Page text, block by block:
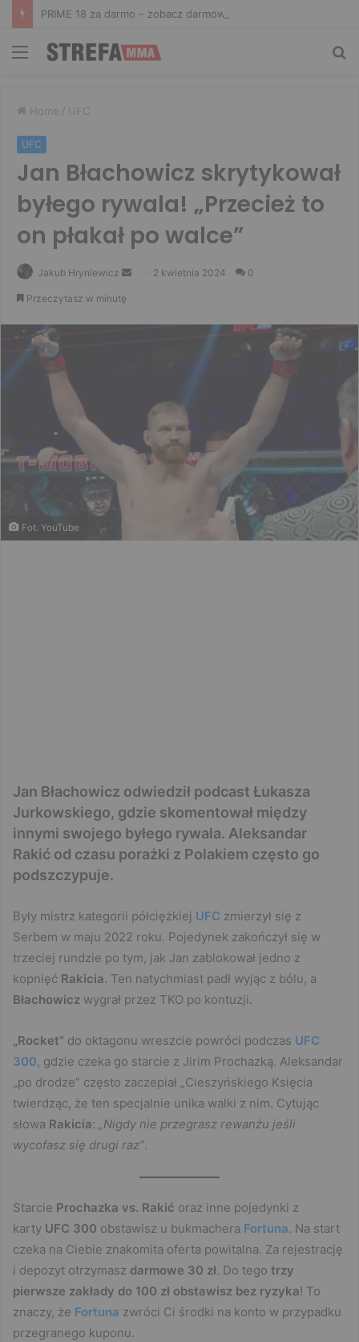
Menu
Home / UFC
UFC
Jan Błachowicz skrytykował
byłego rywala! „Przecież to
on płakał po walce”
Jakub Hryniewicz
Send 2 kwietnia 2024 0
Przeczytasz w minutę
Fot. YouTube
Jan Błachowicz odwiedził podcast Łukasza
Jurkowskiego, gdzie skomentował między
innymi swojego byłego rywala. Aleksandar
Rakić od czasu porażki z Polakiem często go
podszczypuje.
Były mistrz kategorii półciężkiej UFC zmierzył się z
Serbem w maju 2022 roku. Pojedynek zakończył się w
trzeciej rundzie po tym, jak Jan zablokował jedno z
kopnięć Rakicia. Ten natychmiast padł wyjąc z bólu, a
Błachowicz wygrał przez TKO po kontuzji.
„Rocket” do oktagonu wreszcie powróci podczas UFC
300, gdzie czeka go starcie z Jirim Prochazką. Aleksandar
„po drodze” często zaczepiał „Cieszyńskiego Księcia
twierdząc, że ten specjalnie unika walki z nim. Cytując
słowa Rakicia:
„Nigdy nie przegrasz rewanżu jeśli
wycofasz się drugi raz”.
Starcie Prochazka vs. Rakić oraz inne pojedynki z
karty UFC 300 obstawisz u bukmachera Fortuna. Na start
czeka na Ciebie znakomita oferta powitalna. Za rejestrację
i depozyt otrzymasz darmowe 30 zł. Do tego trzy
pierwsze zakłady do 100 zł obstawisz bez ryzyka! To
znaczy, że Fortuna zwróci Ci środki na konto w przypadku
przegranego kuponu.